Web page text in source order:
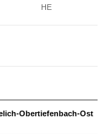
HE
Obertiefenbach-Ost